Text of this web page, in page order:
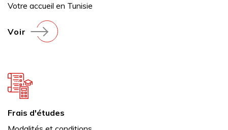
Votre accueil en Tunisie
Voir
Frais d'études